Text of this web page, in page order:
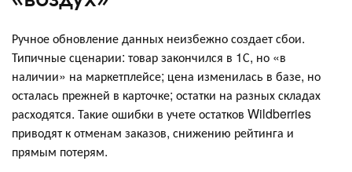
Ручное обновление данных неизбежно создает сбои.
Типичные сценарии: товар закончился в 1С, но «в
наличии» на маркетплейсе; цена изменилась в базе, но
осталась прежней в карточке; остатки на разных складах
расходятся. Такие ошибки в учете остатков Wildberries
приводят к отменам заказов, снижению рейтинга и
прямым потерям.